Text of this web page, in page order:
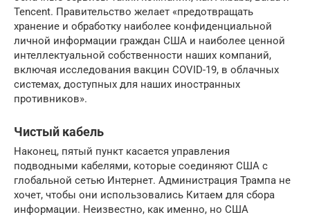
Tencent. Правительство желает «предотвращать
хранение и обработку наиболее конфиденциальной
личной информации граждан США и наиболее ценной
интеллектуальной собственности наших компаний,
включая исследования вакцин COVID-19, в облачных
системах, доступных для наших иностранных
противников».
Чистый кабель
Наконец, пятый пункт касается управления
подводными кабелями, которые соединяют США с
глобальной сетью Интернет. Администрация Трампа не
хочет, чтобы они использовались Китаем для сбора
информации. Неизвестно, как именно, но США